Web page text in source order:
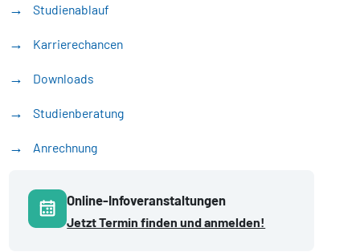
Studienablauf
Karrierechancen
Downloads
Studienberatung
Anrechnung
Online-Infoveranstaltungen
Jetzt Termin finden und anmelden!